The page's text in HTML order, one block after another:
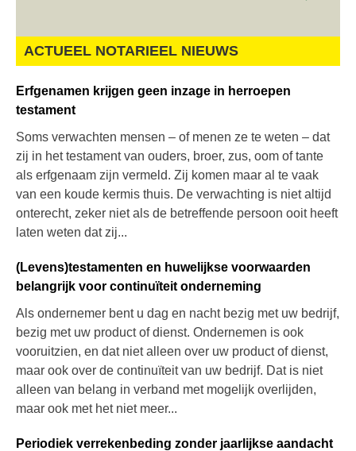
ACTUEEL NOTARIEEL NIEUWS
Erfgenamen krijgen geen inzage in herroepen
testament
Soms verwachten mensen – of menen ze te weten – dat
zij in het testament van ouders, broer, zus, oom of tante
als erfgenaam zijn vermeld. Zij komen maar al te vaak
van een koude kermis thuis. De verwachting is niet altijd
onterecht, zeker niet als de betreffende persoon ooit heeft
laten weten dat zij...
(Levens)testamenten en huwelijkse voorwaarden
belangrijk voor continuïteit onderneming
Als ondernemer bent u dag en nacht bezig met uw bedrijf,
bezig met uw product of dienst. Ondernemen is ook
vooruitzien, en dat niet alleen over uw product of dienst,
maar ook over de continuïteit van uw bedrijf. Dat is niet
alleen van belang in verband met mogelijk overlijden,
maar ook met het niet meer...
Periodiek verrekenbeding zonder jaarlijkse aandacht